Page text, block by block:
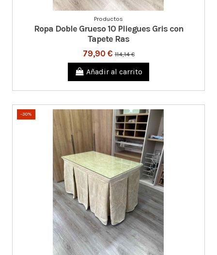
Productos
Ropa Doble Grueso 10 Pliegues Gris con
Tapete Ras
79,90 €114,14 €
Añadir al carrito
-30%